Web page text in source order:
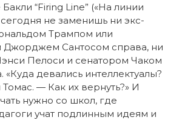
“Firing Line” («На линии
не заменишь ни экс-
Трампом или
Джорджем Сантосом справа, ни
Пелоси и сенатором Чаком
девались интеллектуалы?
— Как их вернуть?» И
нужно со школ, где
учат подлинным идеям и